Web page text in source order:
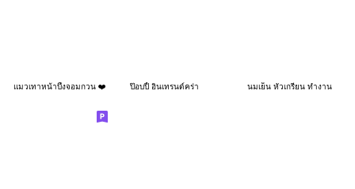
แมวเทาหน้าบึ้งจอมกวน ❤️ ป๊อบปี้ อินเทรนด์คร่า นมเย็น หัวเกรียน ทำงาน